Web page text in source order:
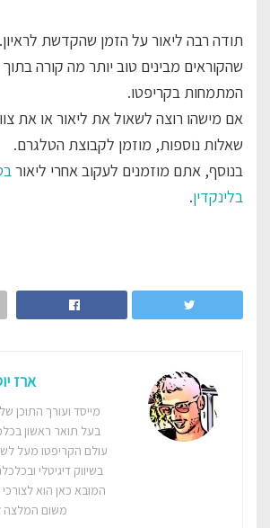
תודה רבה ליאור על הזמן שהקדשת
שהקוראים מבינים טוב יותר מה קורה בתוך
המתמחות בקריפטו.
שאלות נוספות, מוזמן לקבוצת הטלגרם.
בנוסף, אתם מוזמנים לעקוב אחרי ליאור
בלינקדין.
ארז
מייסד ועורך התוכן
בעל תואר ראשון
עולם הקריפטו מעל
בשיווק דיגיטלי
המובא כאן הוא לצורכי
משום